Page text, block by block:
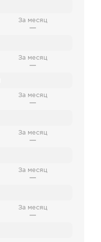
За месяц
—
За месяц
—
За месяц
—
За месяц
—
За месяц
—
За месяц
—